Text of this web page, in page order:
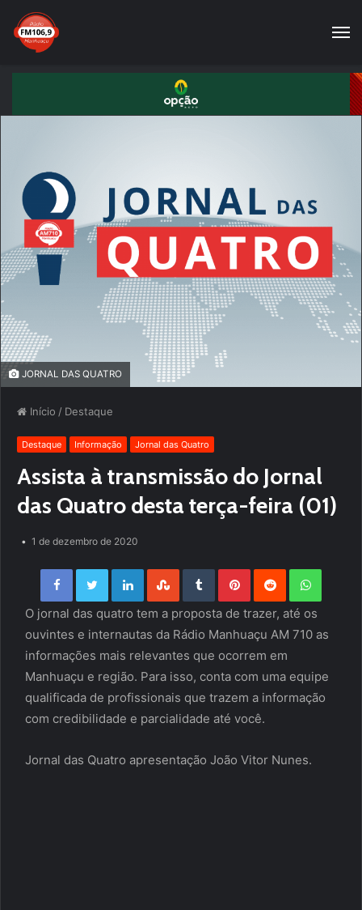
JORNAL DAS QUATRO
Início / Destaque
Destaque Informação Jornal das Quatro
Assista à transmissão do Jornal
das Quatro desta terça-feira (01)
1 de dezembro de 2020
Facebook Twitter LinkedIn StumbleUpon Tumblr Pinterest Reddit
O jornal das quatro tem a proposta de trazer, até os
ouvintes e internautas da Rádio Manhuaçu AM 710 as
informações mais relevantes que ocorrem em
Manhuaçu e região. Para isso, conta com uma equipe
qualificada de profissionais que trazem a informação
com credibilidade e parcialidade até você.
Jornal das Quatro apresentação João Vitor Nunes.